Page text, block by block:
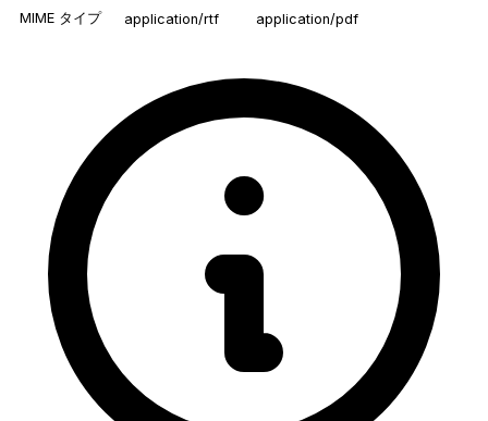
MIME タイプ application/rtf application/pdf